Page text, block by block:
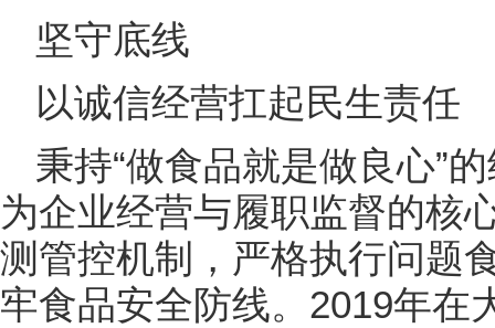
坚守底线
以诚信经营扛起民生责任
秉持“做食品就是做良心”
为企业经营与履职监督的核
测管控机制，严格执行问题
牢食品安全防线。2019年在